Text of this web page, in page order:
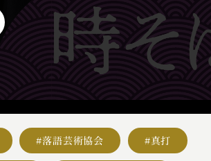
#落語芸術協会 #真打